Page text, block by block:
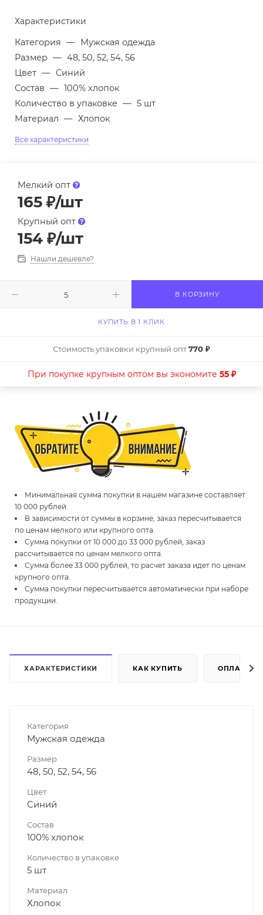
Характеристики
Категория — Мужская одежда
Размер — 48, 50, 52, 54, 56
Цвет — Синий
Состав — 100% хлопок
Количество в упаковке — 5 шт
Материал — Хлопок
Все характеристики
Мелкий опт
165 ₽/шт
Крупный опт
154 ₽/шт
Нашли дешевле?
В КОРЗИНУ
КУПИТЬ В 1 КЛИК
Стоимость упаковки крупный опт770 ₽
При покупке крупным оптом вы экономите 55 ₽
Минимальная сумма покупки в нашем магазине составляет
10 000 рублей.
В зависимости от суммы в корзине, заказ пересчитывается
по ценам мелкого или крупного опта.
Сумма покупки от 10 000 до 33 000 рублей, заказ
рассчитывается по ценам мелкого опта.
Сумма более 33 000 рублей, то расчет заказа идет по ценам
крупного опта.
Сумма покупки пересчитывается автоматически при наборе
продукции.
ХАРАКТЕРИСТИКИ КАК КУПИТЬ ОПЛАТА
Категория
Мужская одежда
Размер
48, 50, 52, 54, 56
Цвет
Синий
Состав
100% хлопок
Количество в упаковке
5 шт
Материал
Хлопок